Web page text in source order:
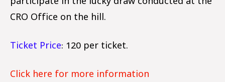
CRO Office on the hill.
Ticket Price: ₹120 per ticket.
Click here for more information